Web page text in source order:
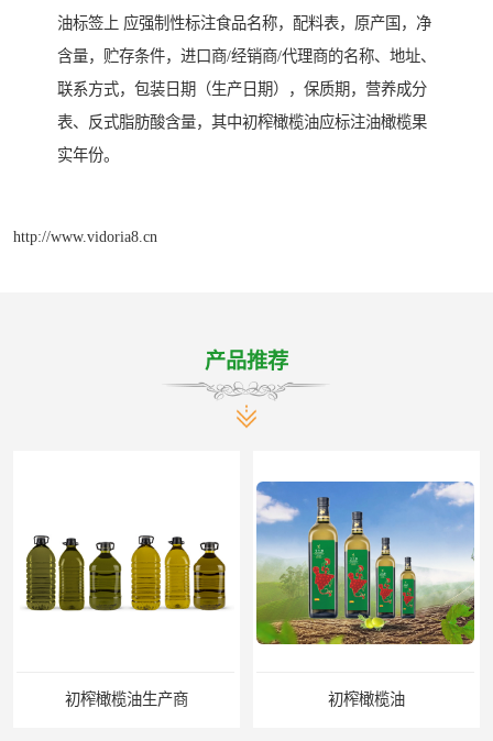
油标签上 应强制性标注食品名称，配料表，原产国，净
含量，贮存条件，进口商/经销商/代理商的名称、地址、
联系方式，包装日期（生产日期），保质期，营养成分
表、反式脂肪酸含量，其中初榨橄榄油应标注油橄榄果
实年份。
http://www.vidoria8.cn
产品推荐
初榨橄榄油